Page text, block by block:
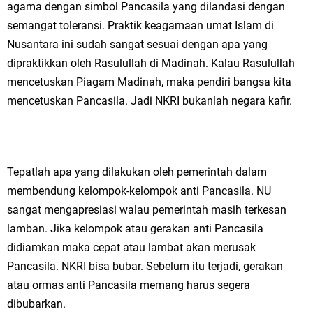
agama dengan simbol Pancasila yang dilandasi dengan
semangat toleransi. Praktik keagamaan umat Islam di
Nusantara ini sudah sangat sesuai dengan apa yang
dipraktikkan oleh Rasulullah di Madinah. Kalau Rasulullah
mencetuskan Piagam Madinah, maka pendiri bangsa kita
mencetuskan Pancasila. Jadi NKRI bukanlah negara kafir.
Tepatlah apa yang dilakukan oleh pemerintah dalam
membendung kelompok-kelompok anti Pancasila. NU
sangat mengapresiasi walau pemerintah masih terkesan
lamban. Jika kelompok atau gerakan anti Pancasila
didiamkan maka cepat atau lambat akan merusak
Pancasila. NKRI bisa bubar. Sebelum itu terjadi, gerakan
atau ormas anti Pancasila memang harus segera
dibubarkan.